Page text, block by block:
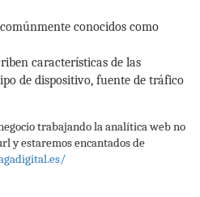
conocidos como
características de las
de dispositivo, fuente de tráfico
trabajando la analítica web no
y estaremos encantados de